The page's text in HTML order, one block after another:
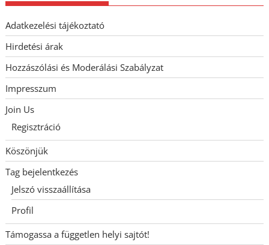
Adatkezelési tájékoztató
Hirdetési árak
Hozzászólási és Moderálási Szabályzat
Impresszum
Join Us
Regisztráció
Köszönjük
Tag bejelentkezés
Jelszó visszaállítása
Profil
Támogassa a független helyi sajtót!